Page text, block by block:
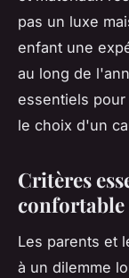
pas un luxe
enfant une
au long de
essentiels
le choix d'un
Critères
confortable
Les parents et
à un dilemme